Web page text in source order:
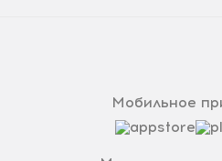
Мобильное